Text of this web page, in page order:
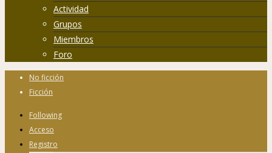
Actividad
Grupos
Miembros
Foro
No ficción
Ficción
Following
Acceso
Registro